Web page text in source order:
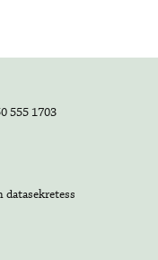
555 1703
datasekretess